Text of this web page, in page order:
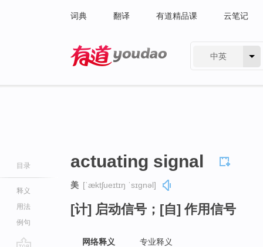
词典 翻译 有道精品课 云笔记
中英
目录
释义
用法
例句
actuating signal
美 [ˈæktʃueɪtɪŋ ˈsɪɡnəl]
[计] 启动信号；[自] 作用信号
网络释义 专业释义